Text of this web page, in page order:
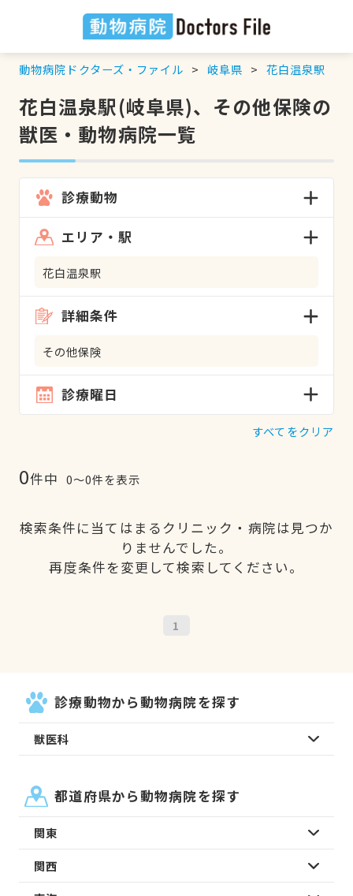
動物病院ドクターズ・ファイル 岐阜県 花白温泉駅
花白温泉駅(岐阜県)、その他保険の
獣医・動物病院一覧
診療動物
エリア・駅
花白温泉駅
詳細条件
その他保険
診療曜日
すべてをクリア
0件中 0〜0件を表示
検索条件に当てはまるクリニック・病院は見つか
りませんでした。
再度条件を変更して検索してください。
1
診療動物から動物病院を探す
獣医科
都道府県から動物病院を探す
関東
関西